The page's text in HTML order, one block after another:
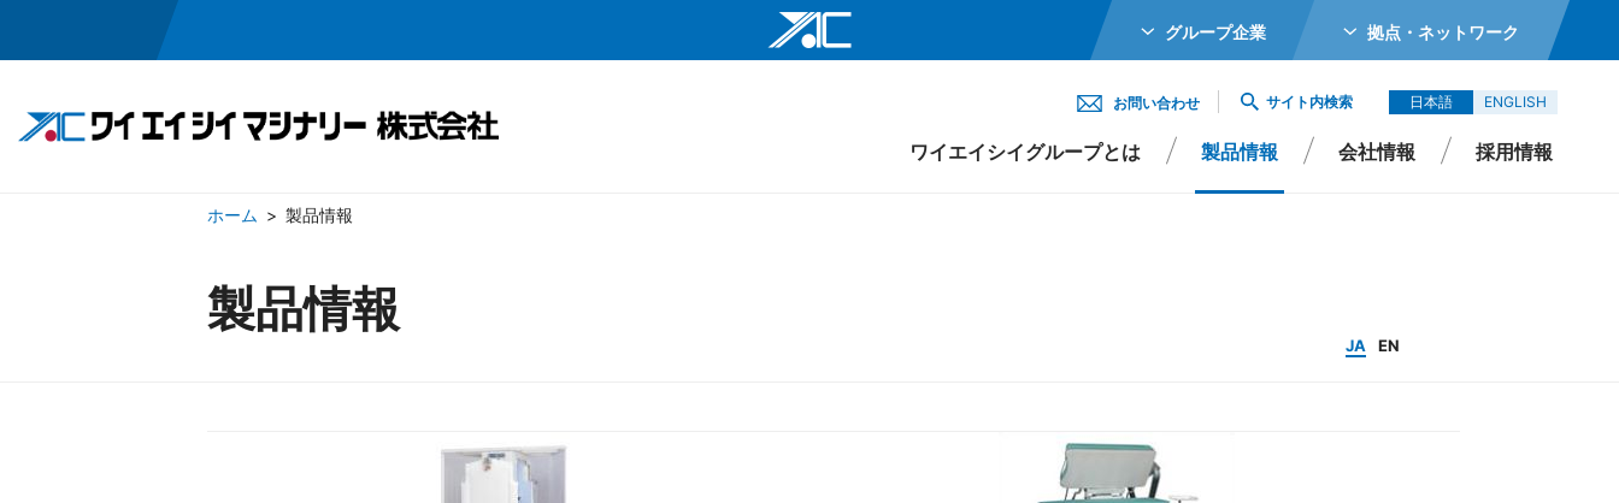
製品情報
製品情報
JA EN
グループ企業
ワイエイシイメカトロニクス株式会社
大倉電気株式会社
拠点・ネットワーク
お問い合わせ サイト内検索 日本語 ENGLISH
ワイエイシイグループとは
ワイシャツ仕上げ機
製品情報
ごあいさつ 会社概要
会社情報 採用情報